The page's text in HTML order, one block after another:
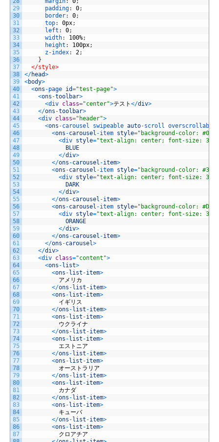
29
30
31
32
33
34
35
36
37
38
39
40
41
42
43
44
45
46
47
48
49
50
51
52
53
54
55
56
57
58
59
60
61
62
63
64
65
66
67
68
69
70
71
72
73
74
75
76
77
78
79
80
81
82
83
84
85
86
87
padding: 0;
border: 0;
top: 0px;
left : 0;
width: 100%;
height : 100px;
z-index: 2;
}
</style>
</head>
<body>
<ons -page id="test-page">
<ons -toolbar>
<div class="center">テスト </div>
</ons -toolbar>
<div class="header">
<ons -carousel swipeable auto-scroll overscrollable
<ons -carousel -item style="background-color:
<div style="text-align: center; font-size:
BLUE
</div>
</ons -carousel -item>
<ons -carousel -item style="background-color:
<div style="text-align: center; font-size:
DARK
</div>
</ons -carousel -item>
<ons -carousel -item style="background-color:
<div style="text-align: center; font-size:
ORANGE
</div>
</ons -carousel -item>
</ons -carousel>
</div>
<div class="content">
<ons - list>
<ons - list -item>
アメリカ
</ons - list -item>
<ons - list -item>
イギリス
</ons - list -item>
<ons - list -item>
ウクライナ
</ons - list -item>
<ons - list -item>
エストニア
</ons - list -item>
<ons - list -item>
オーストラリア
</ons - list -item>
<ons - list -item>
カナダ
</ons - list -item>
<ons - list -item>
キューバ
</ons - list -item>
<ons - list -item>
クロアチア